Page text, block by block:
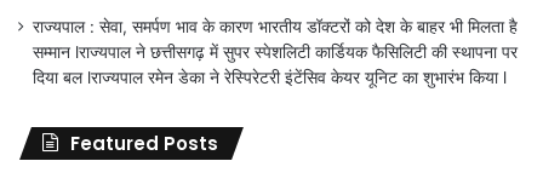
राज्यपाल : सेवा, समर्पण भाव के कारण भारतीय डॉक्टरों को देश के बाहर भी मिलता है
सम्मान lराज्यपाल ने छत्तीसगढ़ में सुपर स्पेशलिटी कार्डियक फैसिलिटी की स्थापना पर
दिया बल lराज्यपाल रमेन डेका ने रेस्पिरेटरी इंटेंसिव केयर यूनिट का शुभारंभ किया l
Featured Posts